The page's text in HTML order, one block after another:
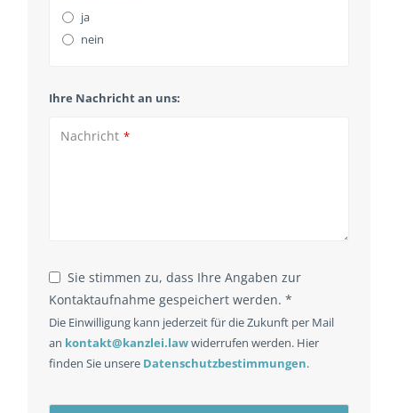
ja
nein
Ihre Nachricht an uns:
Nachricht *
Sie stimmen zu, dass Ihre Angaben zur
Kontaktaufnahme gespeichert werden. *
Die Einwilligung kann jederzeit für die Zukunft per Mail
an kontakt@kanzlei.lawwiderrufen werden. Hier
finden Sie unsere Datenschutzbestimmungen.